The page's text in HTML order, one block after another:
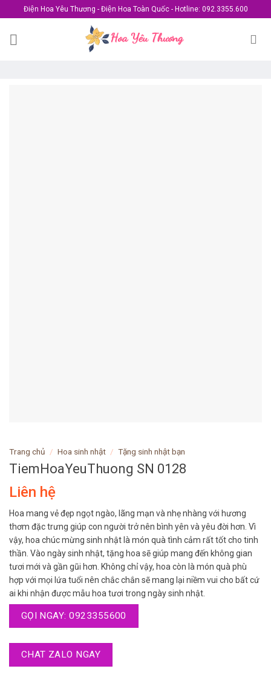
to
content
Điện Hoa Yêu Thương - Điện Hoa Toàn Quốc - Hotline: 092.3355.600
Trang chủ / Hoa sinh nhật / Tặng sinh nhật bạn
TiemHoaYeuThuong SN 0128
Liên hệ
Hoa mang vẻ đẹp ngọt ngào, lãng mạn và nhẹ nhàng với hương
thơm đặc trưng giúp con người trở nên bình yên và yêu đời hơn. Vì
vậy, hoa chúc mừng sinh nhật là món quà tình cảm rất tốt cho tinh
thần. Vào ngày sinh nhật, tặng hoa sẽ giúp mang đến không gian
tươi mới và gần gũi hơn. Không chỉ vậy, hoa còn là món quà phù
hợp với mọi lứa tuổi nên chắc chắn sẽ mang lại niềm vui cho bất cứ
ai khi nhận được mẫu hoa tươi trong ngày sinh nhật.
GỌI NGAY: 0923355600
CHAT ZALO NGAY